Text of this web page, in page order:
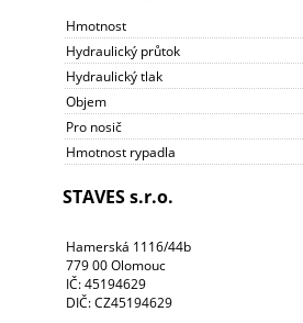
Hmotnost
Hydraulický průtok
Hydraulický tlak
Objem
Pro nosič
Hmotnost rypadla
STAVES s.r.o.
Hamerská 1116/44b
779 00 Olomouc
IČ: 45194629
DIČ: CZ45194629